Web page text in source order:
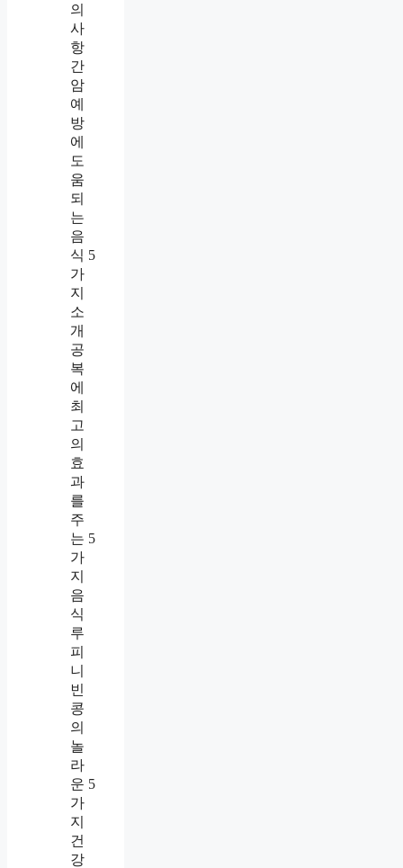
의
사
항
간
암
예
방
에
도
움
되
는
음
식 5
가
지
소
개
공
복
에
최
고
의
효
과
를
주
는 5
가
지
음
식
루
피
니
빈
콩
의
놀
라
운 5
가
지
건
강